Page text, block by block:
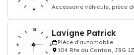
Accessoire véhicule, pièce
Lavigne Patrick
Pièce d'automobile
104 Rte du Canton, J8G